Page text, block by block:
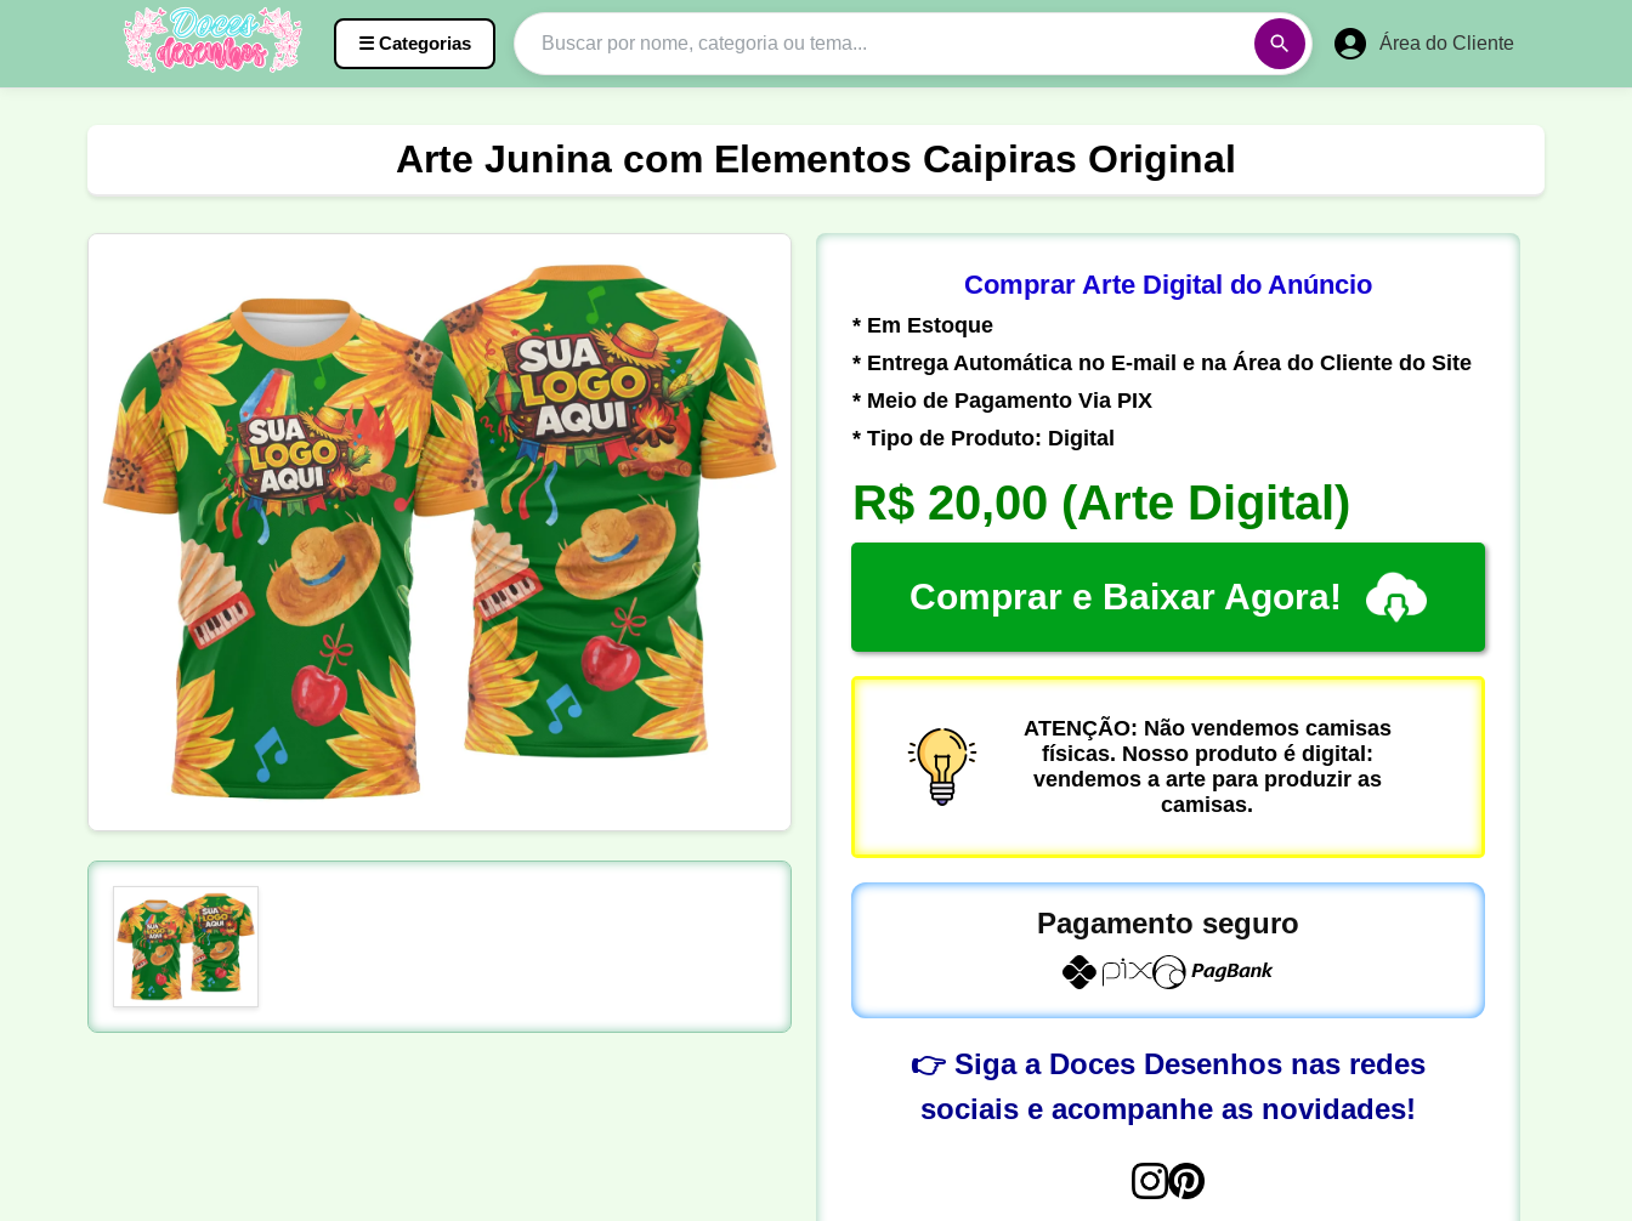
☰ Categorias Área do Cliente
Agro Católica Vôlei Futebol Amador Pesca
Motocross Ciclismo Nail Designer Pedagogia Biologia Geografia História Matemática
Língua Portuguesa
Arte Junina com Elementos Caipiras Original
Comprar Arte Digital do Anúncio
* Em Estoque
* Entrega Automática no E-mail e na Área do Cliente do Site
* Meio de Pagamento Via PIX
* Tipo de Produto: Digital
R$ 20,00 (Arte Digital)
Comprar e Baixar Agora!
ATENÇÃO: Não vendemos camisas
físicas. Nosso produto é digital:
vendemos a arte para produzir as
camisas.
Pagamento seguro
👉 Siga a Doces Desenhos nas redes
sociais e acompanhe as novidades!